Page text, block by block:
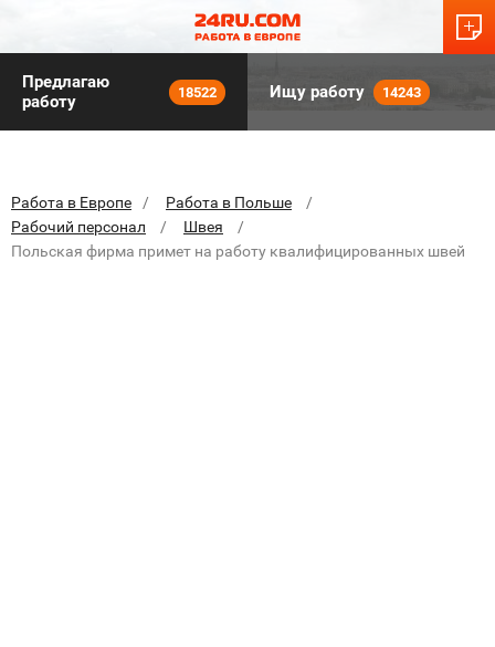
Предлагаю
работу
18522 Ищу работу 14243
Работа в Европе
Работа в Польше
Рабочий персонал
Швея
Польская фирма примет на работу квалифицированных швей